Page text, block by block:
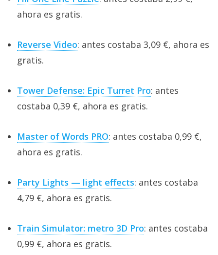
ahora es gratis.
Reverse Video: antes costaba 3,09 €, ahora es
gratis.
Tower Defense: Epic Turret Pro: antes
costaba 0,39 €, ahora es gratis.
Master of Words PRO: antes costaba 0,99 €,
ahora es gratis.
Party Lights — light effects: antes costaba
4,79 €, ahora es gratis.
Train Simulator: metro 3D Pro: antes costaba
0,99 €, ahora es gratis.